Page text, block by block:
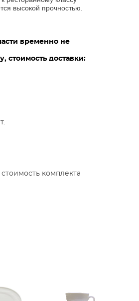
высокой прочностью.
временно не
стоимость доставки:
комплекта